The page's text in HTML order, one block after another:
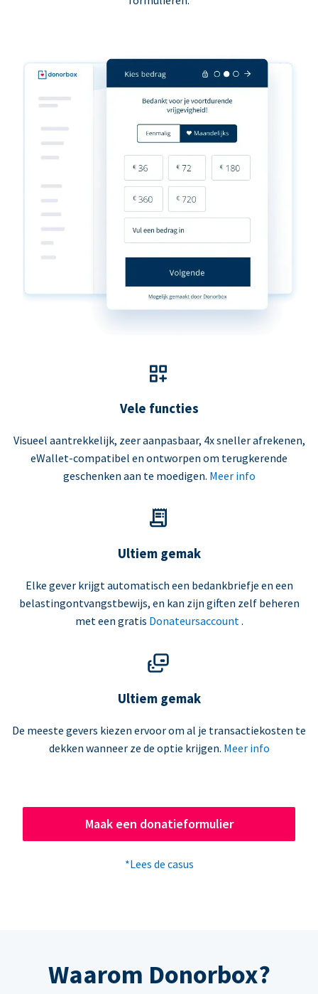
Vele functies
Visueel aantrekkelijk, zeer aanpasbaar, 4x sneller afrekenen,
eWallet-compatibel en ontworpen om terugkerende
geschenken aan te moedigen. Meer info
Ultiem gemak
Elke gever krijgt automatisch een bedankbriefje en een
belastingontvangstbewijs, en kan zijn giften zelf beheren
met een gratis Donateursaccount.
Ultiem gemak
De meeste gevers kiezen ervoor om al je transactiekosten te
dekken wanneer ze de optie krijgen. Meer info
Maak een donatieformulier
*Lees de casus
Waarom Donorbox?